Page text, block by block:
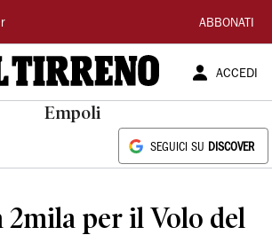
ABBONATI
ACCEDI
Empoli
SEGUICI SU DISCOVER
per il Volo del